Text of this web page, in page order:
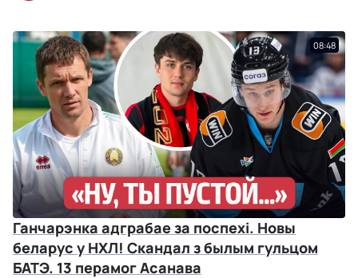
08:48
Ганчарэнка адграбае за поспехі. Новы
беларус у НХЛ! Скандал з былым гульцом
БАТЭ. 13 перамог Асанава